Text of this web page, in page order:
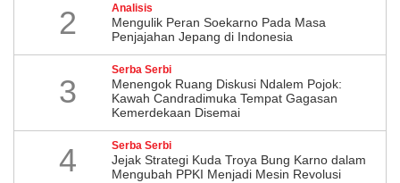
2 Analisis
Mengulik Peran Soekarno Pada Masa
Penjajahan Jepang di Indonesia
3
Serba Serbi
Menengok Ruang Diskusi Ndalem Pojok:
Kawah Candradimuka Tempat Gagasan
Kemerdekaan Disemai
4 Serba Serbi
Jejak Strategi Kuda Troya Bung Karno dalam
Mengubah PPKI Menjadi Mesin Revolusi